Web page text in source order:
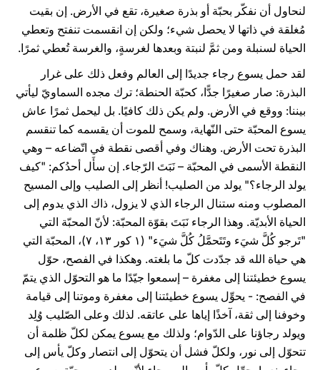
لنحاول أن نفكّر بحبّة أو بذرة صغيرة، تقع في الأرض. إن بقيت
مُغلقة في ذاتها لا يحصل شيء؛ ولكن إن انقسمت تنفتح وتعطي
الحياة لسنبلة ومن ثمَّ لنبتة وبعدها لغرسةٍ، والغرسة تُعطي ثمرًا.
لقد حمل يسوع رجاء جديدًا إلى العالم وفعل ذلك على غرار
البذرة: صار صغيرًا جدًّا، كحبّة الحنطة؛ ترك مجده السماويّ ليأتي
بيننا: ووقع في الأرض. ولم يكن ذلك كافيًا. بل ليحمل ثمرًا عاش
يسوع المحبّة حتى النّهاية، وسمح للموت أن يقسمه كما تنقسم
البذرة تحت الأرض. وهناك وفي أقصى نقطة في اتّضاعه – وهي
النقطة الأسمى في المحبّة – نَبَتَ الرّجاء. إن سأَل أحدُكم: "كيف
يولد الرجاء؟" يولد من الصليب! أنظر إلى الصليب وإلى المسيح
المصلوب ومنه ستنال الرجاء الذي لا يزول، ذاك الذي يدوم إلى
الحياة الأبديّة. وهذا الرجاء نَبَتَ بقوّة المحبّة: لأنّ المحبّة التي
"تَرجو كُلَّ شيَء وتَتَحمَّلُ كُلَّ شيَء" (۱ كور ۱۳، ٧)، المحبّة التي
هي حياة الله قد جدّدت كلّ ما بلغته. وهكذا في الفصح، حوّل
يسوع خطيئتنا إلى مغفرة – إسمعوا جيّدًا ما هو التحوّل الذي يتمّ
في الفصح: - يحوِّل يسوع خطيئتنا إلى مغفرة وموتنا إلى قيامة
وخوفنا إلى ثقة، آخذًا إياها على عاتقه. لذلك وعلى الصّليب وُلِد
ويولد رجاؤنا على الدّوام؛ ولذلك مع يسوع يمكن لكلّ ظلمة أن
تتحوّل إلى نور، ولكلّ فشل أن يتحوّل إلى انتصار وكلّ يأس إلى